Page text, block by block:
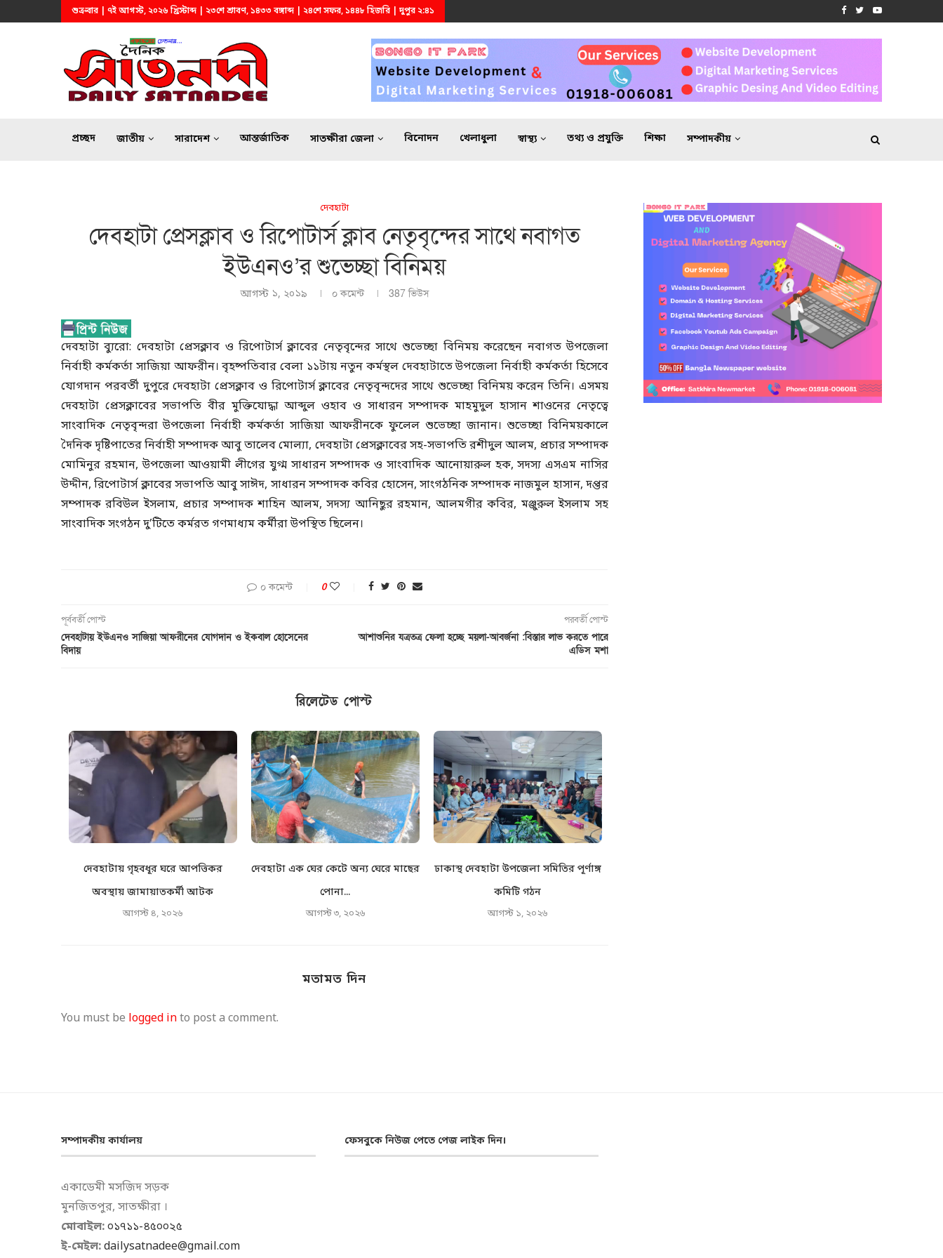
শুক্রবার | ৭ই আগস্ট, ২০২৬ খ্রিস্টাব্দ | ২৩শে শ্রাবণ, ১৪৩৩ বঙ্গাব্দ | ২৪শে সফর, ১৪৪৮ হিজরি | দুপুর ২:৪১
প্রচ্ছদ জাতীয় সারাদেশ আন্তর্জাতিক সাতক্ষীরা জেলা বিনোদন খেলাধুলা স্বাস্থ্য তথ্য ও প্রযুক্তি শিক্ষা সম্পাদকীয়
দেবহাটা
দেবহাটা প্রেসক্লাব ও রিপোটার্স ক্লাব নেতৃবৃন্দের সাথে নবাগত
ইউএনও’র শুভেচ্ছা বিনিময়
আগস্ট ১, ২০১৯ ০ কমেন্ট 387ভিউস
দেবহাটা ব্যুরো: দেবহাটা প্রেসক্লাব ও রিপোটার্স ক্লাবের নেতৃবৃন্দের সাথে শুভেচ্ছা বিনিময় করেছেন নবাগত উপজেলা
নির্বাহী কর্মকর্তা সাজিয়া আফরীন। বৃহষ্পতিবার বেলা ১১টায় নতুন কর্মস্থল দেবহাটাতে উপজেলা নির্বাহী কর্মকর্তা হিসেবে
যোগদান পরবর্তী দুপুরে দেবহাটা প্রেসক্লাব ও রিপোটার্স ক্লাবের নেতৃবৃন্দদের সাথে শুভেচ্ছা বিনিময় করেন তিনি। এসময়
দেবহাটা প্রেসক্লাবের সভাপতি বীর মুক্তিযোদ্ধা আব্দুল ওহাব ও সাধারন সম্পাদক মাহমুদুল হাসান শাওনের নেতৃত্বে
সাংবাদিক নেতৃবৃন্দরা উপজেলা নির্বাহী কর্মকর্তা সাজিয়া আফরীনকে ফুলেল শুভেচ্ছা জানান। শুভেচ্ছা বিনিময়কালে
দৈনিক দৃষ্টিপাতের নির্বাহী সম্পাদক আবু তালেব মোল্যা, দেবহাটা প্রেসক্লাবের সহ-সভাপতি রশীদুল আলম, প্রচার সম্পাদক
মোমিনুর রহমান, উপজেলা আওয়ামী লীগের যুগ্ম সাধারন সম্পাদক ও সাংবাদিক আনোয়ারুল হক, সদস্য এসএম নাসির
উদ্দীন, রিপোটার্স ক্লাবের সভাপতি আবু সাঈদ, সাধারন সম্পাদক কবির হোসেন, সাংগঠনিক সম্পাদক নাজমুল হাসান, দপ্তর
সম্পাদক রবিউল ইসলাম, প্রচার সম্পাদক শাহিন আলম, সদস্য আনিছুর রহমান, আলমগীর কবির, মঞ্জুরুল ইসলাম সহ
সাংবাদিক সংগঠন দু’টিতে কর্মরত গণমাধ্যম কর্মীরা উপস্থিত ছিলেন।
০ কমেন্ট 0
পূর্ববর্তী পোস্ট
দেবহাটায় ইউএনও সাজিয়া আফরীনের যোগদান ও ইকবাল হোসেনের
বিদায়
পরবর্তী পোস্ট
আশাশুনির যত্রতত্র ফেলা হচ্ছে ময়লা-আবর্জনা :বিস্তার লাভ করতে পারে
এডিস মশা
রিলেটেড পোস্ট
দেবহাটায় গৃহবধূর ঘরে আপত্তিকর
অবস্থায় জামায়াতকর্মী আটক
আগস্ট ৪, ২০২৬
দেবহাটা এক ঘের কেটে অন্য ঘেরে মাছের
পোনা...
আগস্ট ৩, ২০২৬
ঢাকাস্থ দেবহাটা উপজেলা সমিতির পূর্ণাঙ্গ
কমিটি গঠন
আগস্ট ১, ২০২৬
মতামত দিন
You must be logged into post a comment.
সম্পাদকীয় কার্যালয়
একাডেমী মসজিদ সড়ক
মুনজিতপুর, সাতক্ষীরা ।
মোবাইল:০১৭১১-৪৫০০২৫
ই-মেইল:dailysatnadee@gmail.com
ফেসবুকে নিউজ পেতে পেজ লাইক দিন।